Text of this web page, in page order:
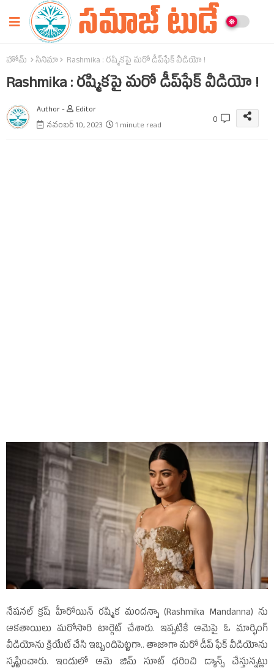
హోమ్ సినిమా Rashmika : రష్మికపై మరో డీప్‌ఫేక్‌ వీడియో !
Rashmika : రష్మికపై మరో డీప్‌ఫేక్‌ వీడియో !
Author -
Editor
నవంబర్ 10, 2023
1 minute read 0
నేషనల్‌ క్రష్‌ హీరోయిన్‌ రష్మిక మందన్నా (Rashmika Mandanna) ను
ఆకతాయిలు మరోసారి టార్గెట్‌ చేశారు. ఇప్పటికే ఆమెపై ఓ మార్ఫింగ్‌
వీడియోను క్రియేట్‌ చేసి ఇబ్బందిపెట్టగా.. తాజాగా మరో డీప్‌ ఫేక్‌ వీడియోను
సృష్టించారు. ఇందులో ఆమె జిమ్‌ సూట్‌ ధరించి డ్యాన్స్‌ చేస్తున్నట్లు